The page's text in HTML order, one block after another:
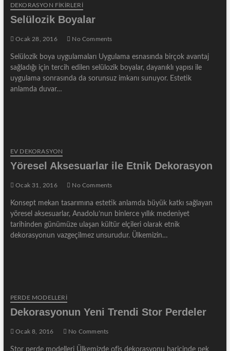
DEKORASYON FİKİRLERİ
Selülozik Boyalar
Ocak 28, 2016 No Comments
Selülozik boya uygulamaları Uygulama esnasında birçok avantaj
sağladığı için tercih edilen selülozik boyalar, dayanıklı yapısı ile
uygulama sonrasında da sorunsuz imkanı sunuyor. Estetik
anlamda duvar…
EV DEKORASYON
Yöresel Aksesuarlar ile Etnik Dekorasyon
Ocak 31, 2016 No Comments
Konsept mekan tasarımına estetik anlamda büyük katkı sağlayan
yöresel aksesuarlar, Anadolu’nun binlerce yıllık medeniyet
tarihinden günümüze ulaşan kültür elçileri olarak etnik
dekorasyonun vazgeçilmez unsurudur. Ülkemizin…
PERDE MODELLERI
Dekorasyonun Yeni Trendi Stor Perdeler
Ocak 8, 2016 No Comments
Stor perde modelleri Ülkemizde ofis dekorasyonu haricinde pek